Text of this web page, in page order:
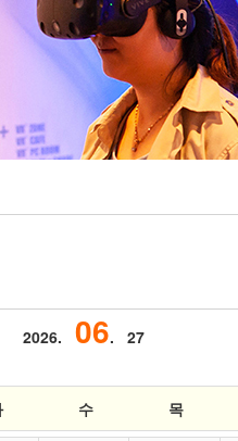
2026.06. 27
수 목